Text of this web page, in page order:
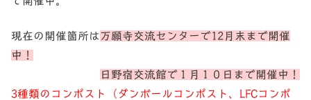
現在の開催箇所は万願寺交流センターで12月末まで開催
中！
日野宿交流館で１月１０日まで開催中！
3種類のコンポスト（ダンボールコンポスト、LFCコンポ